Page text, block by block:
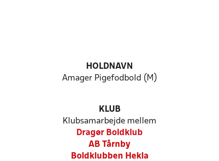
HOLDNAVN
Amager Pigefodbold (M)
KLUB
Klubsamarbejde mellem
Dragør Boldklub
AB Tårnby
Boldklubben Hekla